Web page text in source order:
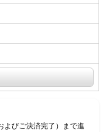
よびご決済完了）まで進